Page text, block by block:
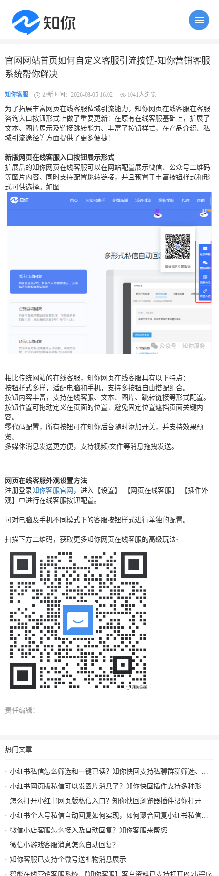
官网网站首页如何自定义客服引流按钮-知你营销客服
系统帮你解决
知你客服 更新时间：2026-08-05 16:02 1041人浏览
为了拓展丰富网页在线客服私域引流能力，知你网页在线客服在客服
咨询入口按钮形式上做了重要更新：在原有在线客服基础上，扩展了
文本、图片展示及链接跳转能力、丰富了按钮样式，在产品介绍、私
域引流途径等方面提供了更多便捷！
新版网页在线客服入口按钮展示形式
扩展后的知你网页在线客服可以在网站配置展示微信、公众号二维码
等图片内容、同时支持配置跳转链接，并且预置了丰富按钮样式和形
式可供选择。如图
相比传统网站的在线客服，知你网页在线客服具有以下特点：
按钮样式多样，适配电脑和手机，支持多按钮自由搭配组合。
按钮内容丰富，支持在线客服、文本、图片、跳转链接等形式配置。
按钮位置可拖动定义在页面的位置，避免固定位置遮挡页面关键内
容。
零代码配置，所有按钮可在知你后台随时添加开关，并支持效果预
览。
多媒体消息发送更方便，支持视频/文件等消息拖拽发送。
网页在线客服外观设置方法
注册登录知你客服官网 ，进入【设置】-【网页在线客服】-【插件外
观】中进行在线客服按钮配置。
可对电脑及手机不同模式下的客服按钮样式进行单独的配置。
扫描下方二维码，获取更多知你网页在线客服的高级玩法~
责任编辑：
热门文章
小红书私信怎么筛选和一键已读？知你快回支持私聊群聊筛选、批量已读和图片回复
小红书网页版私信可以发图片消息了？知你快回插件支持多种形式图片发送和AI自动回复
怎么打开小红书网页版私信入口？知你快回浏览器插件帮你打开小红书私信AI回复及快捷回复
小红书个人号私信自动回复如何实现，如何聚合回复小红书私信及群消息？知你客服来解决
微信小店客服怎么接入及自动回复？知你客服来帮您
微信小游戏客服消息怎么自动回复？
知你客服已支持个微号送礼物消息展示
智能在线营销客服系统-【知你客服】客户资料已支持打开PC小程序